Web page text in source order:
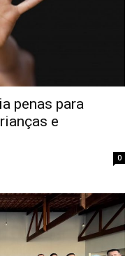
penas para
e
0